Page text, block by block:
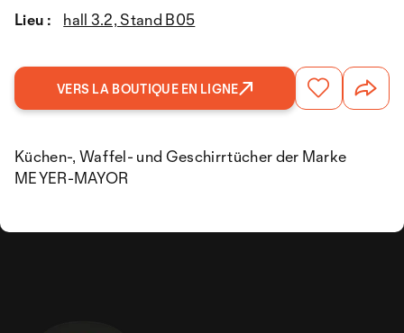
Lieu :
hall 3.2, Stand B05
VERS LA BOUTIQUE EN LIGNE
Küchen-, Waffel- und Geschirrtücher der Marke
MEYER-MAYOR